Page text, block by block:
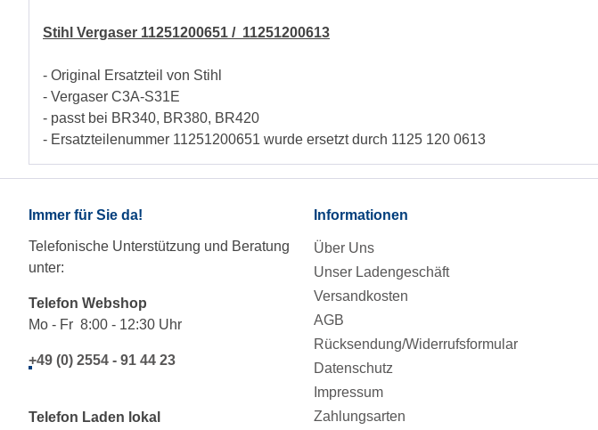
Stihl Vergaser 11251200651 / 11251200613
- Original Ersatzteil von Stihl
- Vergaser C3A-S31E
- passt bei BR340, BR380, BR420
- Ersatzteilenummer 11251200651 wurde ersetzt durch 1125 120 0613
Immer für Sie da!
Telefonische Unterstützung und Beratung
unter:
Telefon Webshop
Mo - Fr 8:00 - 12:30 Uhr
+49 (0) 2554 - 91 44 23
Telefon Laden lokal
Informationen
Über Uns
Unser Ladengeschäft
Versandkosten
AGB
Rücksendung/Widerrufsformular
Datenschutz
Impressum
Zahlungsarten